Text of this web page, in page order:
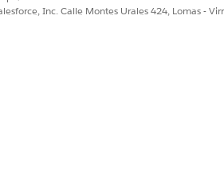
flujo de realización que procesa
Inc. Calle Montes Urales 424, Lomas -